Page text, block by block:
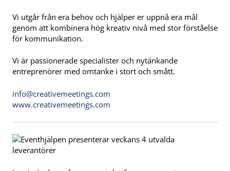
Vi utgår från era behov och hjälper er uppnå era mål
genom att kombinera hög kreativ nivå med stor förståelse
för kommunikation.
Vi är passionerade specialister och nytänkande
entreprenörer med omtanke i stort och smått.
info@creativemeetings.com
www.creativemeetings.com